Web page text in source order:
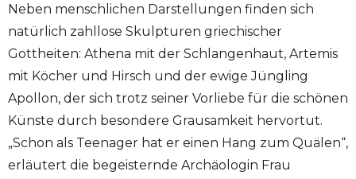
Neben menschlichen Darstellungen finden sich
natürlich zahllose Skulpturen griechischer
Gottheiten: Athena mit der Schlangenhaut, Artemis
mit Köcher und Hirsch und der ewige Jüngling
Apollon, der sich trotz seiner Vorliebe für die schönen
Künste durch besondere Grausamkeit hervortut.
„Schon als Teenager hat er einen Hang zum Quälen“,
erläutert die begeisternde Archäologin Frau